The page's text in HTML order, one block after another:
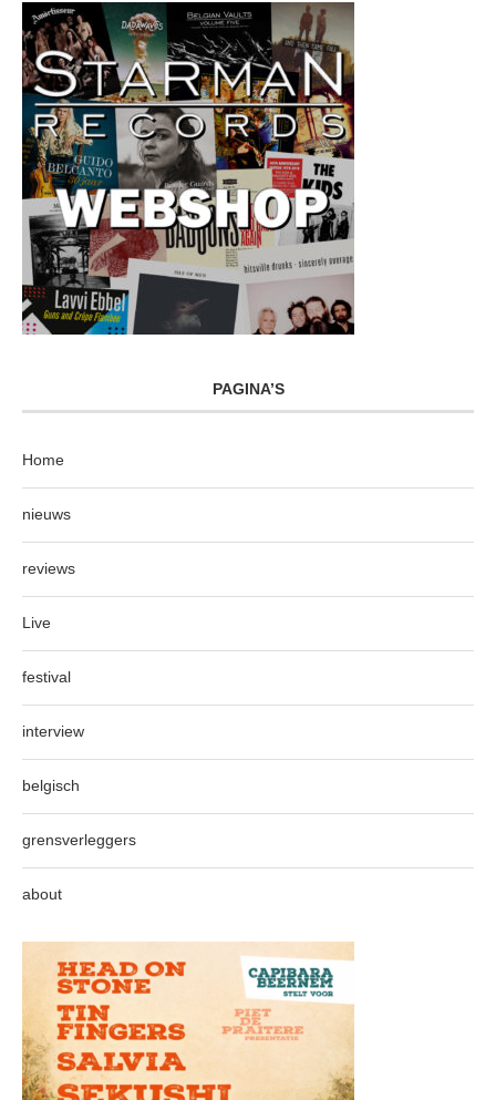
PAGINA’S
Home
nieuws
reviews
Live
festival
interview
belgisch
grensverleggers
about